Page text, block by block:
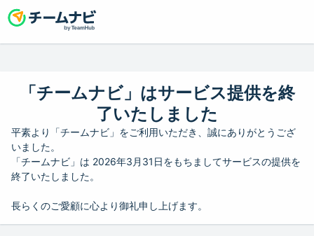
「チームナビ」はサービス提供を終
了いたしました
平素より「チームナビ」をご利用いただき、誠にありがとうござ
いました。
「チームナビ」は 2026年3月31日をもちましてサービスの提供を
終了いたしました。
長らくのご愛顧に心より御礼申し上げます。